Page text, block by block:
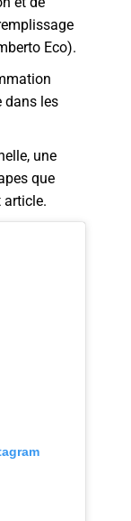
Eco).
dans les
une
que
article.